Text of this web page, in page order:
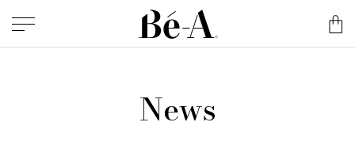
News